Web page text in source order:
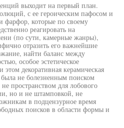
выходит на первый план.
с ее героическим пафосом и
фарфор, которые по своему
реагировать на
(по сути, камерные жанры),
отразить его важнейшие
найти баланс между
особое эстетическое
декоративная керамическая
не болезненным поиском
пространством для лобового
но и не штамповкой, не
в подцензурное время
поисков в области формы и